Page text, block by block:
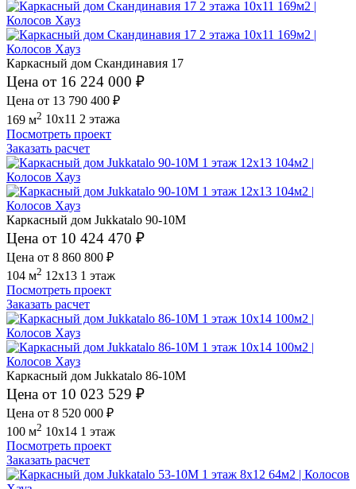
Каркасный дом Скандинавия 17
Цена от 16 224 000 ₽
Цена от 13 790 400 ₽
169 м2 10x11 2 этажа
Посмотреть проект
Заказать расчет
Каркасный дом Jukkatalo 90-10M
Цена от 10 424 470 ₽
Цена от 8 860 800 ₽
104 м2 12x13 1 этаж
Посмотреть проект
Заказать расчет
Каркасный дом Jukkatalo 86-10M
Цена от 10 023 529 ₽
Цена от 8 520 000 ₽
100 м2 10x14 1 этаж
Посмотреть проект
Заказать расчет